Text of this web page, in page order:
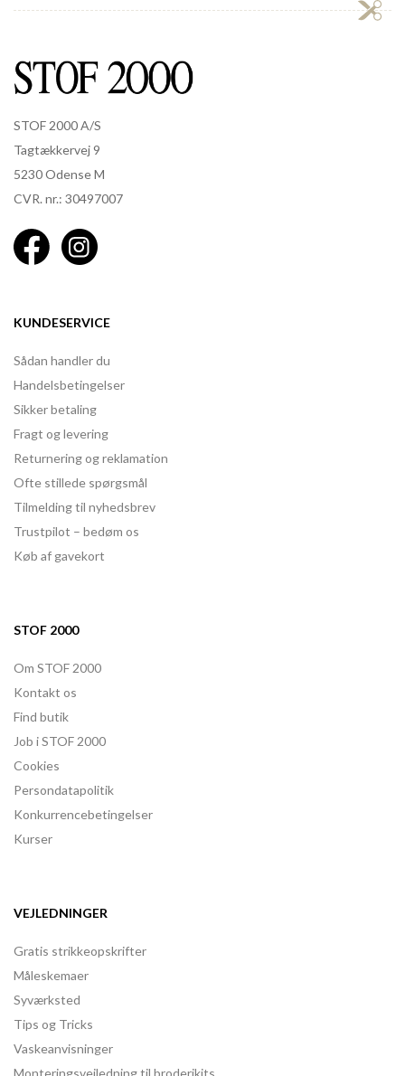
STOF 2000 A/S
Tagtækkervej 9
5230 Odense M
CVR. nr.: 30497007
KUNDESERVICE
Sådan handler du
Handelsbetingelser
Sikker betaling
Fragt og levering
Returnering og reklamation
Ofte stillede spørgsmål
Tilmelding til nyhedsbrev
Trustpilot – bedøm os
Køb af gavekort
STOF 2000
Om STOF 2000
Kontakt os
Find butik
Job i STOF 2000
Cookies
Persondatapolitik
Konkurrencebetingelser
Kurser
VEJLEDNINGER
Gratis strikkeopskrifter
Måleskemaer
Syværksted
Tips og Tricks
Vaskeanvisninger